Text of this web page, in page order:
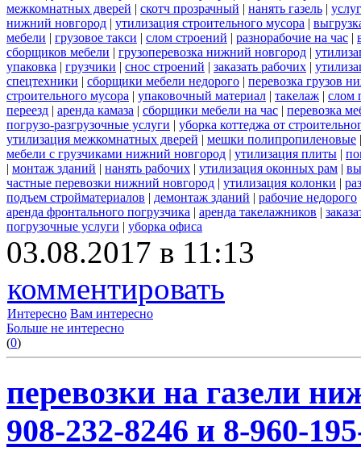
межкомнатных дверей | скотч прозрачный | нанять газель |
нижний новгород | утилизация строительного мусора |
мебели | грузовое такси | слом строений | разнорабочие на час |
сборщиков мебели | грузоперевозка нижний новгород |
упаковка | грузчики | снос строений | заказать рабочих |
спецтехники | сборщики мебели недорого | перевозка грузов
строительного мусора | упаковочный материал | такелаж | слом
переезд | аренда камаза | сборщики мебели на час | перевозка
погрузо-разгрузочные услуги | уборка коттеджа от
утилизация межкомнатных дверей | мешки полипропиленовые
мебели с грузчиками нижний новгород | утилизация плиты |
| монтаж зданий | нанять рабочих | утилизация оконных рам |
частные перевозки нижний новгород | утилизация колонки |
подъем стройматериалов | демонтаж зданий | рабочие недорого
аренда фронтального погрузчика | аренда такелажников |
погрузочные услуги | уборка офиса
03.08.2017 в 11:13
комментировать
Интересно Вам интересно
Больше не интересно
(0)
перевозки на газели
908-232-8246 и 8-960-